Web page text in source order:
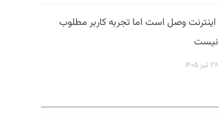
اینترنت وصل است اما تجربه کاربر مطلوب
نیست
۲۸ تیر ۱۴۰۵